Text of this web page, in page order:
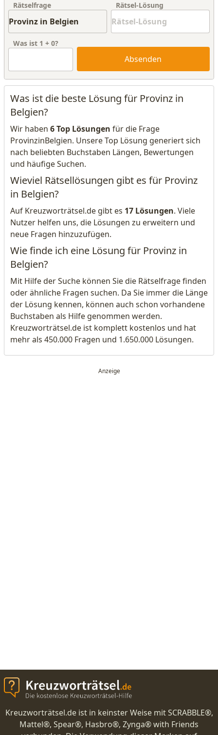
Rätselfrage Rätsel-Lösung
Was ist 1 + 0?
Absenden
Was ist die beste Lösung für Provinz in
Belgien?
Wir haben 6 Top Lösungen für die Frage
ProvinzinBelgien. Unsere Top Lösung generiert sich
nach beliebten Buchstaben Längen, Bewertungen
und häufige Suchen.
Wieviel Rätsellösungen gibt es für Provinz
in Belgien?
Auf Kreuzworträtsel.de gibt es 17 Lösungen. Viele
Nutzer helfen uns, die Lösungen zu erweitern und
neue Fragen hinzuzufügen.
Wie finde ich eine Lösung für Provinz in
Belgien?
Mit Hilfe der Suche können Sie die Rätselfrage finden
oder ähnliche Fragen suchen. Da Sie immer die Länge
der Lösung kennen, können auch schon vorhandene
Buchstaben als Hilfe genommen werden.
Kreuzworträtsel.de ist komplett kostenlos und hat
mehr als 450.000 Fragen und 1.650.000 Lösungen.
Kreuzworträtsel.de ist in keinster Weise mit SCRABBLE®,
Mattel®, Spear®, Hasbro®, Zynga® with Friends